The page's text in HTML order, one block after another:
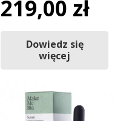
219,00 zł
Dowiedz się
więcej